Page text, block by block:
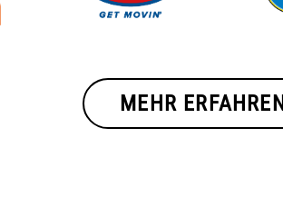
Mitarbeiter
Folge uns
MEHR ERFAHREN